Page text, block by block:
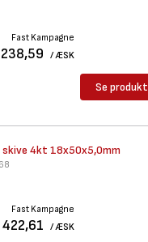
Fast Kampagne
238,59 / ÆSK
Se produkt
skive 4kt 18x50x5,0mm
Fast Kampagne
422,61 / ÆSK